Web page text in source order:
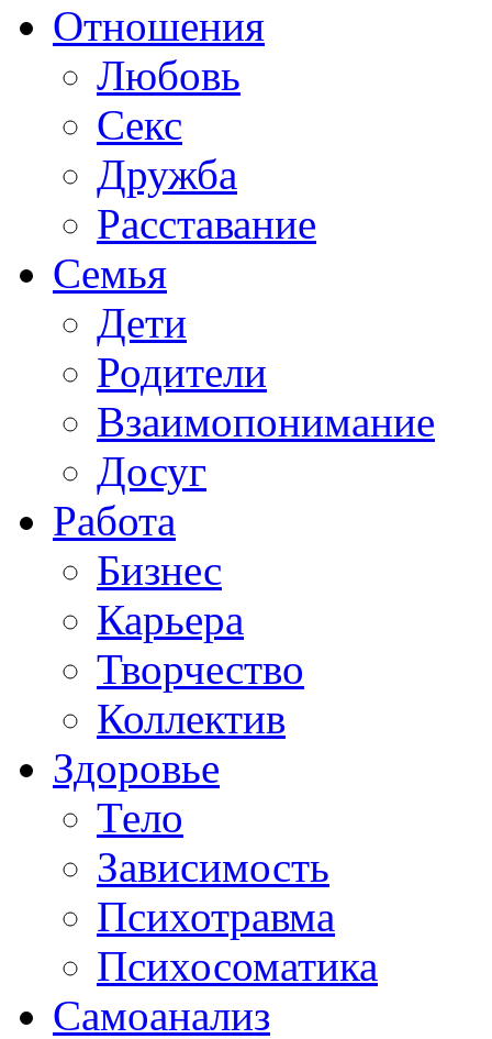
Отношения
Любовь
Секс
Дружба
Расставание
Семья
Дети
Родители
Взаимопонимание
Досуг
Работа
Бизнес
Карьера
Творчество
Коллектив
Здоровье
Тело
Зависимость
Психотравма
Психосоматика
Самоанализ